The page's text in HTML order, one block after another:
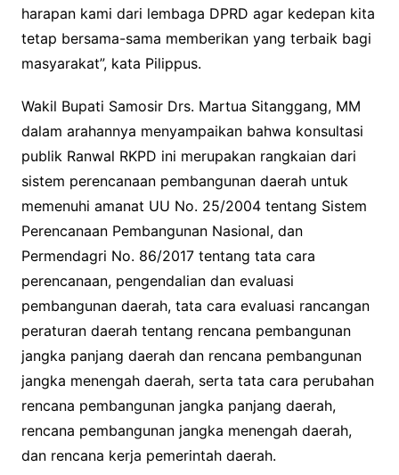
harapan kami dari lembaga DPRD agar kedepan kita
tetap bersama-sama memberikan yang terbaik bagi
masyarakat”, kata Pilippus.
Wakil Bupati Samosir Drs. Martua Sitanggang, MM
dalam arahannya menyampaikan bahwa konsultasi
publik Ranwal RKPD ini merupakan rangkaian dari
sistem perencanaan pembangunan daerah untuk
memenuhi amanat UU No. 25/2004 tentang Sistem
Perencanaan Pembangunan Nasional, dan
Permendagri No. 86/2017 tentang tata cara
perencanaan, pengendalian dan evaluasi
pembangunan daerah, tata cara evaluasi rancangan
peraturan daerah tentang rencana pembangunan
jangka panjang daerah dan rencana pembangunan
jangka menengah daerah, serta tata cara perubahan
rencana pembangunan jangka panjang daerah,
rencana pembangunan jangka menengah daerah,
dan rencana kerja pemerintah daerah.